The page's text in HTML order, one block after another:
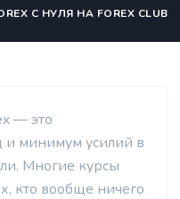
C НУЛЯ НА FOREX CLUB
— это
и минимум усилий в
Многие курсы
кто вообще ничего